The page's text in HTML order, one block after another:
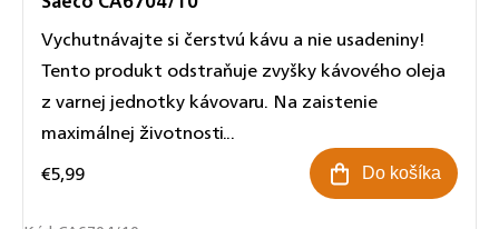
€5,99 Do košíka
Vychutnávajte si čerstvú kávu a nie usadeniny!
Tento produkt odstraňuje zvyšky kávového oleja
z varnej jednotky kávovaru. Na zaistenie
maximálnej životnosti...